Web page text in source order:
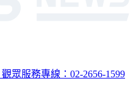
觀眾服務專線：02-2656-1599